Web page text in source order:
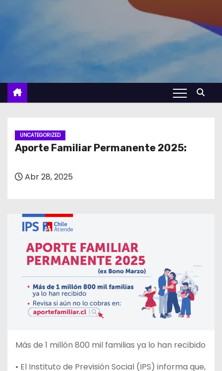
UNCATEGORIZED
Aporte Familiar Permanente 2025:
Abr 28, 2025
Más de 1 millón 800 mil familias ya lo han recibido
• El Instituto de Previsión Social (IPS) informa que,